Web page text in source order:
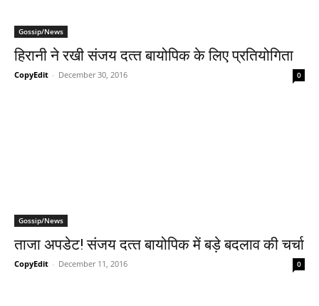
Gossip/News
हिरानी ने रखी संजय दत्‍त बायोपिक के लिए प्रतियोगिता
CopyEdit - December 30, 2016 0
Gossip/News
ताजा अपडेट! संजय दत्‍त बायोपिक में बड़े बदलाव की चर्चा
CopyEdit - December 11, 2016 0